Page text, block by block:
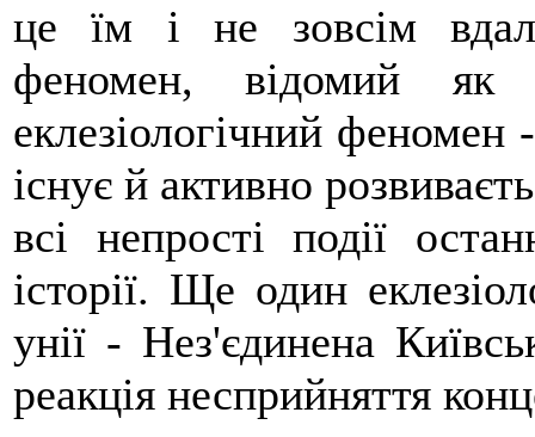
це їм і не зовсім
феномен, відомий як
еклезіологічний
існує й активно
всі непрості події
історії. Ще один
унії - Нез'єдинена
реакція несприйняття